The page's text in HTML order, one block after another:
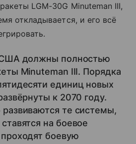
LGM-30G Minuteman III,
откладывается, и его всё
должны полностью
Minuteman III. Порядка
единиц новых
к 2070 году.
те системы,
на боевое
боевую